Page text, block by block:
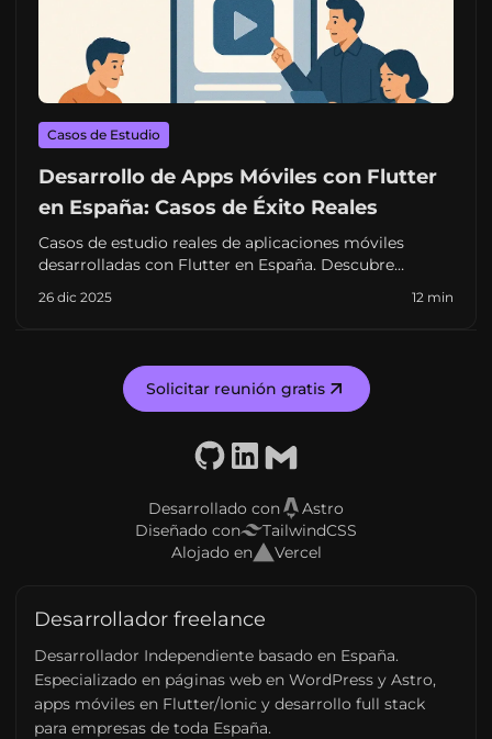
Casos de Estudio
Desarrollo de Apps Móviles con Flutter
en España: Casos de Éxito Reales
Casos de estudio reales de aplicaciones móviles
desarrolladas con Flutter en España. Descubre
startups y empresas.
26 dic 2025 12 min
Solicitar reunión gratis
GitHubLinkedIn
Email
Desarrollado con
Astro
Diseñado con
TailwindCSS
Alojado en
Vercel
Desarrollador freelance
Desarrollador Independiente basado en España.
Especializado en páginas web en WordPress y Astro,
apps móviles en Flutter/Ionic y desarrollo full stack
para empresas de toda España.